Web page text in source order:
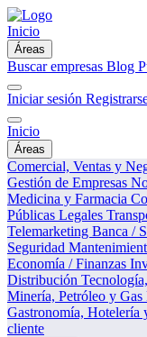
Inicio
Áreas
Buscar empresas Blog
Iniciar sesión
Inicio
Áreas
Comercial, Ventas y
Gestión de Empresas
Medicina y Farmacia
Públicas Legales
Telemarketing Banca /
Seguridad
Economía / Finanzas
Distribución
Minería, Petróleo y Gas
Gastronomía, Hotelería
cliente